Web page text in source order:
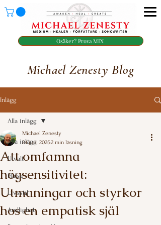
Osäker? Prova MIX
Michael Zenesty Blog
Inlägg
Alla inlägg
Utvalt
Hälsa
Livsstil
Andlighet
Alla inlägg
Att omfamna
högsensitivitet:
Utmaningar och styrkor
hos en empatisk själ
Michael Zenesty
24 juni 20252 min läsning
Betygsatt till NaN av 5 stjärnor.